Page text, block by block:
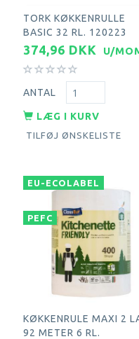
TORK KØKKENRULLE
BASIC 32 RL. 120223
374,96 DKK U/
ANTAL
LÆG I KURV
TILFØJ ØNSKELISTE
EU-ECOLABEL
PEFC
KØKKENRULE MAXI 2
92 METER 6 RL.